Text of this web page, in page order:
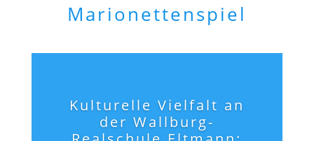
Marionettenspiel
Kulturelle Vielfalt an
der Wallburg-